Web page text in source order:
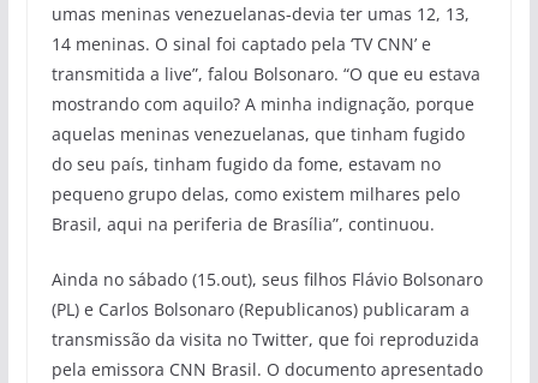
umas meninas venezuelanas-devia ter umas 12, 13,
14 meninas. O sinal foi captado pela ‘TV CNN’ e
transmitida a live”, falou Bolsonaro. “O que eu estava
mostrando com aquilo? A minha indignação, porque
aquelas meninas venezuelanas, que tinham fugido
do seu país, tinham fugido da fome, estavam no
pequeno grupo delas, como existem milhares pelo
Brasil, aqui na periferia de Brasília”, continuou.
Ainda no sábado (15.out), seus filhos Flávio Bolsonaro
(PL) e Carlos Bolsonaro (Republicanos) publicaram a
transmissão da visita no Twitter, que foi reproduzida
pela emissora CNN Brasil. O documento apresentado